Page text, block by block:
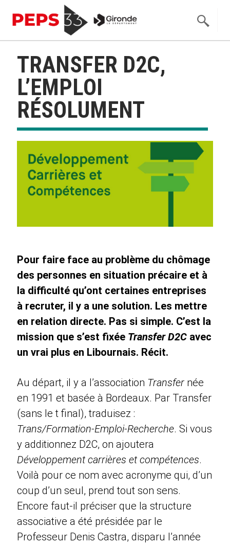
TRANSFER D2C,
L’EMPLOI
RÉSOLUMENT
Pour faire face au problème du chômage
des personnes en situation précaire et à
la difficulté qu’ont certaines entreprises
à recruter, il y a une solution. Les mettre
en relation directe. Pas si simple. C’est la
mission que s’est fixée Transfer D2C avec
un vrai plus en Libournais. Récit.
Au départ, il y a l’association Transfer née
en 1991 et basée à Bordeaux. Par Transfer
(sans le t final), traduisez :
Trans/Formation-Emploi-Recherche. Si vous
y additionnez D2C, on ajoutera
Développement carrières et compétences.
Voilà pour ce nom avec acronyme qui, d’un
coup d’un seul, prend tout son sens.
Encore faut-il préciser que la structure
associative a été présidée par le
Professeur Denis Castra, disparu l’année